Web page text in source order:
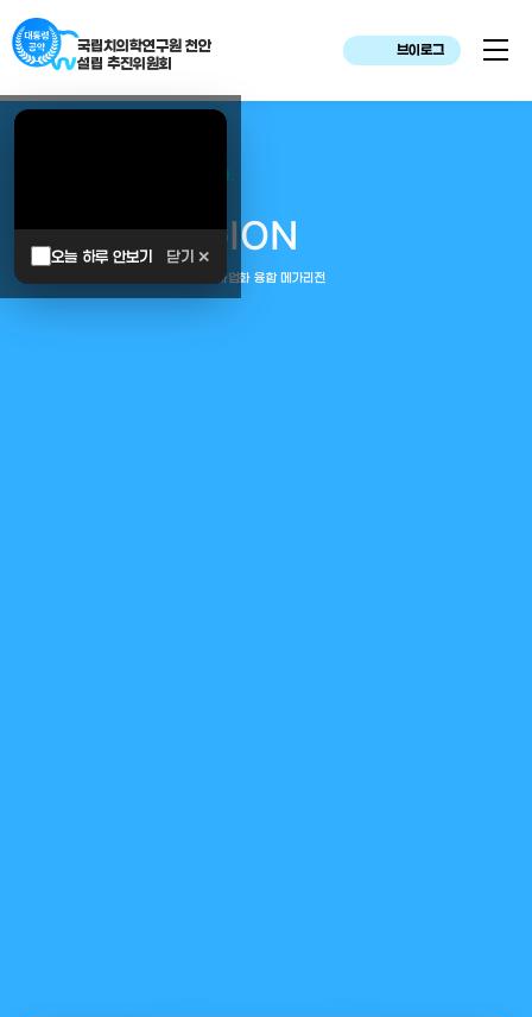
국립치의학연구원 천안
설립 추진위원회
브이로그
오늘 하루 안보기 닫기 ✕
대한민국은 두번이나 약속하였습니다.
MEGAREGION
중부권 전체를 잇는 연구–임상–평가–사업화 융합 메가리전